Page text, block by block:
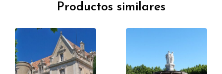
Productos similares